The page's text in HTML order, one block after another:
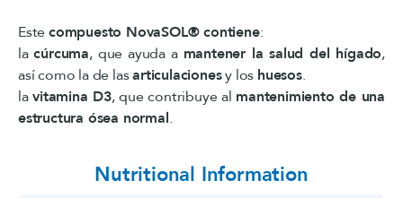
Estecompuesto NovaSOL® contiene:
lacúrcuma, que ayuda a mantener la salud del hígado,
así como la de lasarticulacionesy los huesos.
lavitamina D3, que contribuye al mantenimiento de una
estructura ósea normal.
Nutritional Information